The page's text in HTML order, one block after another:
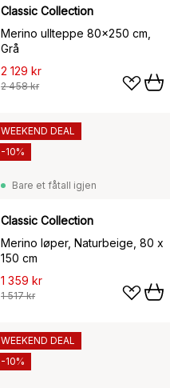
Classic Collection
Merino ullteppe 80x250 cm,
Grå
2 129 kr
2 458 kr
Bare et fåtall igjen
Classic Collection
Merino løper, Naturbeige, 80 x
150 cm
1 359 kr
1 517 kr
WEEKEND DEAL
-10%
WEEKEND DEAL
-10%